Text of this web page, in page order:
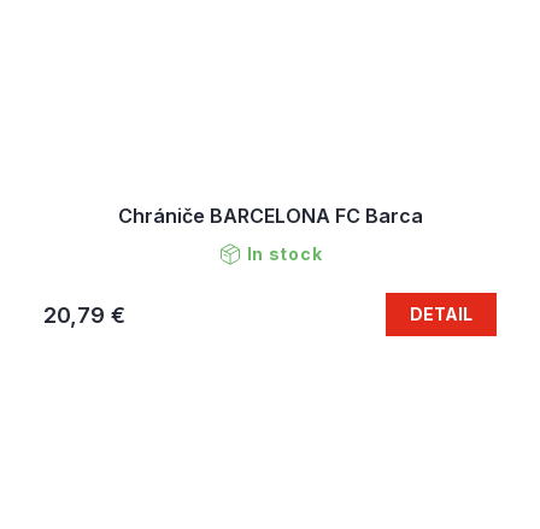
Chrániče BARCELONA FC Barca
In stock
20,79 € DETAIL